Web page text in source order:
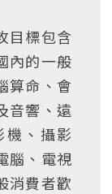
目標包含
內的一般
算命、會
音響、遠
、攝影
腦、電視
消費者歡